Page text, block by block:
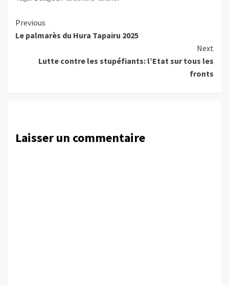
Continue
Reading
Previous
Le palmarès du Hura Tapairu 2025
Next
Lutte contre les stupéfiants: l’Etat sur tous les
fronts
Laisser un commentaire